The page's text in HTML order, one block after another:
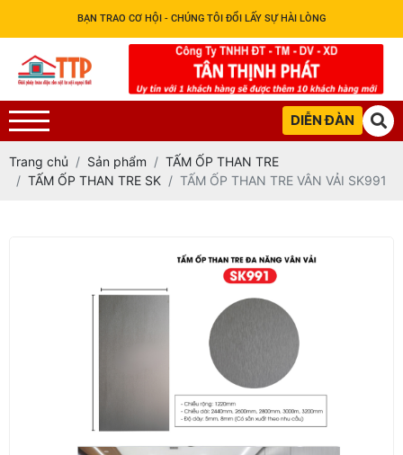
BẠN TRAO CƠ HỘI - CHÚNG TÔI ĐỔI LẤY SỰ HÀI LÒNG
DIỄN ĐÀN
Trang chủ Sản phẩm
TẤM ỐP THAN TRE
TẤM ỐP THAN TRE SK
TẤM ỐP THAN TRE VÂN VẢI SK991